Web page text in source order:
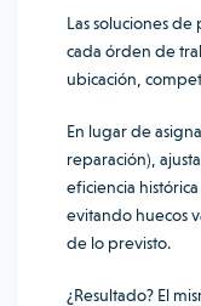
Las soluciones
cada órden de
ubicación,
En lugar de
reparación),
eficiencia
evitando huecos
de lo previsto.
¿Resultado? El